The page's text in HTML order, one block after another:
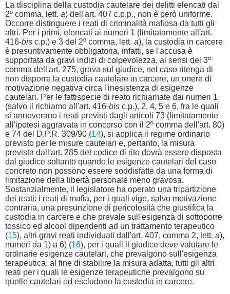
La disciplina della custodia cautelare dei delitti elencati dal
2º comma, lett. a) dell'art. 407 c.p.p., non è però uniforme.
Occorre distinguere i reati di criminalità mafiosa da tutti gli
altri. Per i primi, elencati ai numeri 1 (limitatamente all'art.
416-bis c.p.) e 3 del 2º comma, lett. a), la custodia in carcere
è presuntivamente obbligatoria, infatti, se l'accusa è
supportata da gravi indizi di colpevolezza, ai sensi del 3º
comma dell'art. 275, grava sul giudice, nel caso ritenga di
non disporre la custodia cautelare in carcere, un onere di
motivazione negativa circa l'inesistenza di esigenze
cautelari. Per le fattispecie di reato richiamate dai numeri 1
(salvo il richiamo all'art. 416-bis c.p.), 2, 4, 5 e 6, fra le quali
si annoverano i reati previsti dagli articoli 73 (limitatamente
all'ipotesi aggravata in concorso con il 2º comma dell'art. 80)
e 74 del D.P.R. 309/90 (14), si applica il regime ordinario
previsto per le misure cautelari e, pertanto, la misura
prevista dall'art. 285 del codice di rito dovrà essere disposta
dal giudice soltanto quando le esigenze cautelari del caso
concreto non possono essere soddisfatte da una forma di
limitazione della libertà personale meno gravosa.
Sostanzialmente, il legislatore ha operato una tripartizione
dei reati: i reati di mafia, per i quali vige, salvo motivazione
contraria, una presunzione di pericolosità che giustifica la
custodia in carcere e che prevale sull'esigenza di sottoporre
tossico ed alcool dipendenti ad un trattamento terapeutico
(15), altri gravi reati individuati dall'art. 407, comma 2, lett. a),
numeri da 1) a 6) (16), per i quali il giudice deve valutare le
ordinarie esigenze cautelari, che prevalgono sull'esigenza
terapeutica, al fine di stabilire la misura adatta, tutti gli altri
reati per i quali le esigenze terapeutiche prevalgono su
quelle cautelari ed escludono la custodia in carcere.